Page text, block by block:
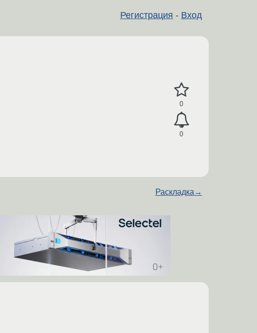
Регистрация - Вход
0
0
Раскладка →